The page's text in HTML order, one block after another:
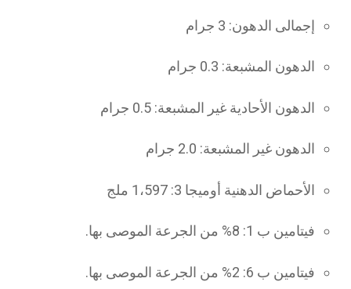
إجمالى الدهون: 3 جرام
الدهون المشبعة: 0.3 جرام
الدهون الأحادية غير المشبعة: 0.5 جرام
الدهون غير المشبعة: 2.0 جرام
الأحماض الدهنية أوميجا 3: 1،597 ملج
فيتامين ب 1: 8% من الجرعة الموصى بها.
فيتامين ب 6: 2% من الجرعة الموصى بها.